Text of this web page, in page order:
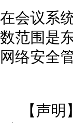
在会议系
数范围是
网络安全
【声